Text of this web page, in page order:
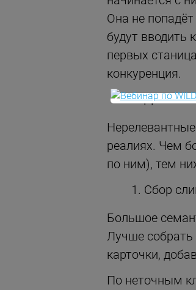
Она не
будут вводить
первых
конкуренция.
реалиях. Чем
по ним), тем
Сбор
Большое
Лучше собрать
карточки,
По неточным